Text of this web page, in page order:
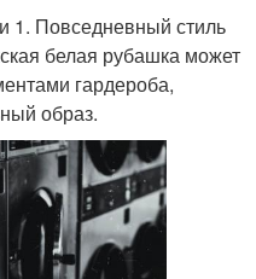
1. Повседневный стиль
белая рубашка может
гардероба,
образ.